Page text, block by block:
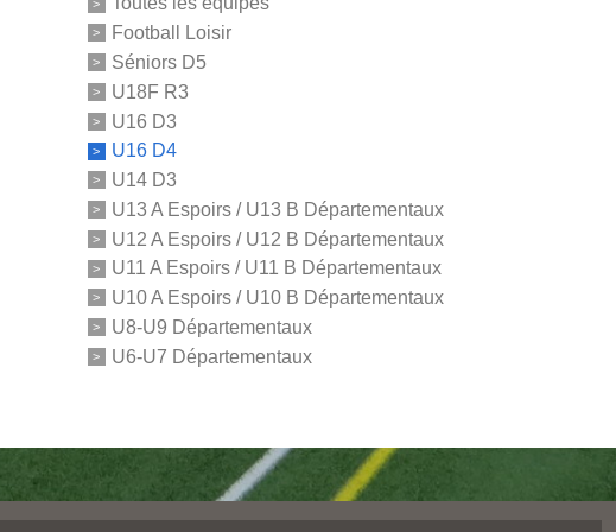
Football Loisir
Séniors D5
U18F R3
U16 D3
U16 D4
U14 D3
U13 A Espoirs / U13 B Départementaux
U12 A Espoirs / U12 B Départementaux
U11 A Espoirs / U11 B Départementaux
U10 A Espoirs / U10 B Départementaux
U8-U9 Départementaux
U6-U7 Départementaux